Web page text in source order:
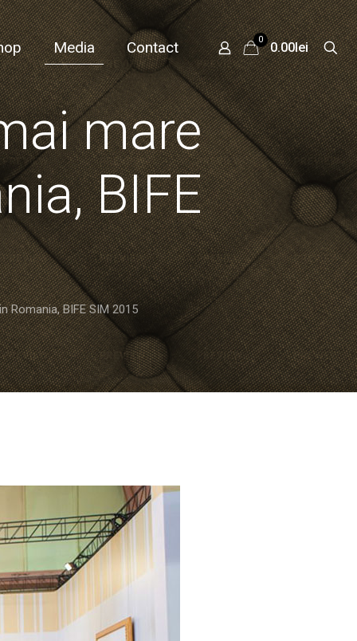
Media Contact 0
0.00lei
mare
BIFE
Romania, BIFE SIM 2015